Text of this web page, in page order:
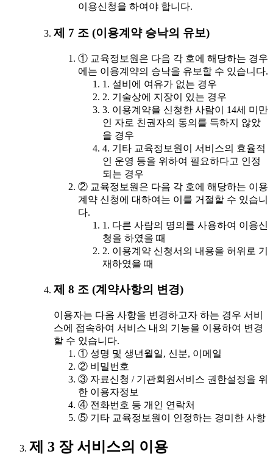
이용신청을 하여야 합니다.
제 7 조 (이용계약 승낙의 유보)
① 교육정보원은 다음 각 호에 해당하는 경우
에는 이용계약의 승낙을 유보할 수 있습니다.
1. 설비에 여유가 없는 경우
2. 기술상에 지장이 있는 경우
3. 이용계약을 신청한 사람이 14세 미만
인 자로 친권자의 동의를 득하지 않았
을 경우
4. 기타 교육정보원이 서비스의 효율적
인 운영 등을 위하여 필요하다고 인정
되는 경우
② 교육정보원은 다음 각 호에 해당하는 이용
계약 신청에 대하여는 이를 거절할 수 있습니
다.
1. 다른 사람의 명의를 사용하여 이용신
청을 하였을 때
2. 이용계약 신청서의 내용을 허위로 기
재하였을 때
제 8 조 (계약사항의 변경)
이용자는 다음 사항을 변경하고자 하는 경우 서비
스에 접속하여 서비스 내의 기능을 이용하여 변경
할 수 있습니다.
① 성명 및 생년월일, 신분, 이메일
② 비밀번호
③ 자료신청 / 기관회원서비스 권한설정을 위
한 이용자정보
④ 전화번호 등 개인 연락처
⑤ 기타 교육정보원이 인정하는 경미한 사항
제 3 장 서비스의 이용